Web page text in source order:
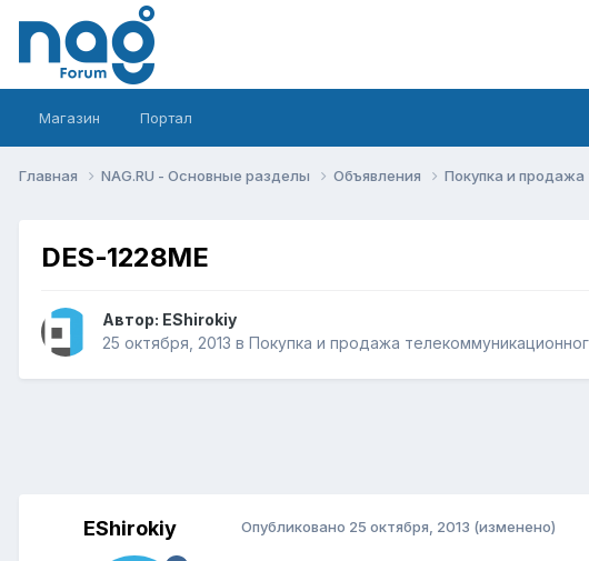
Магазин Портал
Главная NAG.RU - Основные разделы Объявления Покупка и
DES-1228ME
Автор: EShirokiy
25 октября, 2013 в Покупка и продажа
EShirokiy Опубликовано 25 октября, 2013 (изменено)